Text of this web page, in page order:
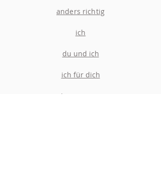
anders richtig
ich
du und ich
ich für dich
Impressum